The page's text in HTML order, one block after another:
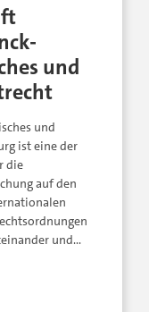
und
und
ist eine der
die
auf den
und…